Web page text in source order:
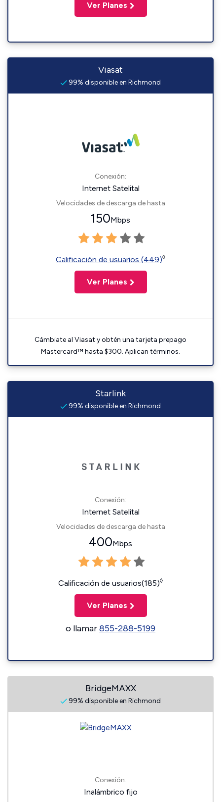
Ver Planes
Viasat
99% disponible en Richmond
Conexión:
Internet Satelital
Velocidades de descarga de hasta
150Mbps
Calificación de usuarios (449)◊
Ver Planes
Cámbiate al Viasat y obtén una tarjeta prepago
Mastercard™ hasta $300. Aplican términos.
Starlink
99% disponible en Richmond
Conexión:
Internet Satelital
Velocidades de descarga de hasta
400Mbps
Calificación de usuarios(185)◊
Ver Planes
o llamar855-288-5199
BridgeMAXX
99% disponible en Richmond
Conexión:
Inalámbrico fijo